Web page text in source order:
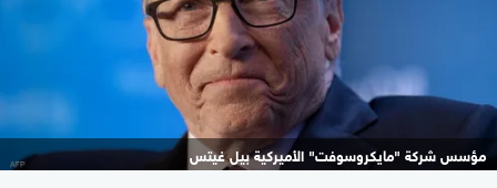
مؤسس شركة "مايكروسوفت" الأميركية بيل غيتس